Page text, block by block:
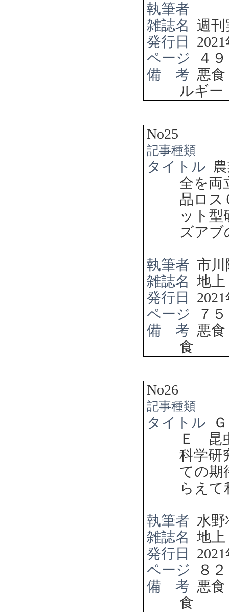
執筆者
雑誌名
週刊
発行日
2021
ページ
４９
備 考 悪
ルギー
No25
記事種類
タイトル
全を両
品ロ
ット型
ズアブ
執筆者 市川
雑誌名 地上
発行日
2021
ページ
７５
備 考 悪
食
No26
記事種類
タイトル
Ｅ 昆
科学
ての期
らえて
執筆者 水野
雑誌名 地上
発行日
2021
ページ
８
備 考 悪
食